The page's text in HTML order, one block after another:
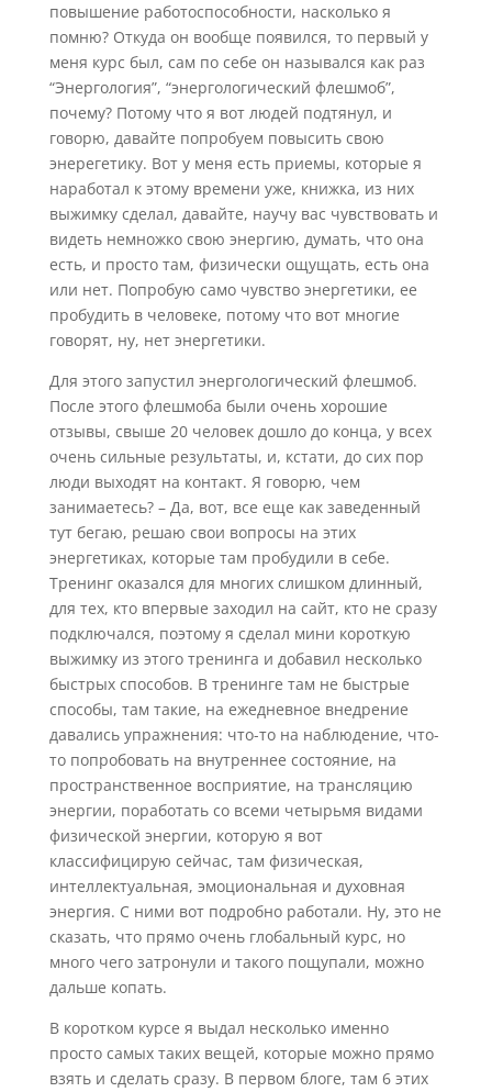
повышение работоспособности, насколько я
помню? Откуда он вообще появился, то первый у
меня курс был, сам по себе он назывался как раз
“Энергология”, “энергологический флешмоб”,
почему? Потому что я вот людей подтянул, и
говорю, давайте попробуем повысить свою
энерегетику. Вот у меня есть приемы, которые я
наработал к этому времени уже, книжка, из них
выжимку сделал, давайте, научу вас чувствовать и
видеть немножко свою энергию, думать, что она
есть, и просто там, физически ощущать, есть она
или нет. Попробую само чувство энергетики, ее
пробудить в человеке, потому что вот многие
говорят, ну, нет энергетики.
Для этого запустил энергологический флешмоб.
После этого флешмоба были очень хорошие
отзывы, свыше 20 человек дошло до конца, у всех
очень сильные результаты, и, кстати, до сих пор
люди выходят на контакт. Я говорю, чем
занимаетесь? – Да, вот, все еще как заведенный
тут бегаю, решаю свои вопросы на этих
энергетиках, которые там пробудили в себе.
Тренинг оказался для многих слишком длинный,
для тех, кто впервые заходил на сайт, кто не сразу
подключался, поэтому я сделал мини короткую
выжимку из этого тренинга и добавил несколько
быстрых способов. В тренинге там не быстрые
способы, там такие, на ежедневное внедрение
давались упражнения: что-то на наблюдение, что-
то попробовать на внутреннее состояние, на
пространственное восприятие, на трансляцию
энергии, поработать со всеми четырьмя видами
физической энергии, которую я вот
классифицирую сейчас, там физическая,
интеллектуальная, эмоциональная и духовная
энергия. С ними вот подробно работали. Ну, это не
сказать, что прямо очень глобальный курс, но
много чего затронули и такого пощупали, можно
дальше копать.
В коротком курсе я выдал несколько именно
просто самых таких вещей, которые можно прямо
взять и сделать сразу. В первом блоге, там 6 этих